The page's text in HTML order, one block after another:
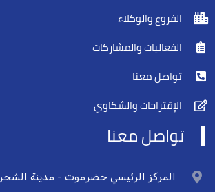
الفروع والوكلاء
الفعاليات والمشاركات
تواصل معنا
الإقتراحات والشكاوي
تواصل معنا
المركز الرئيسي حضرموت - مدينة الشحر